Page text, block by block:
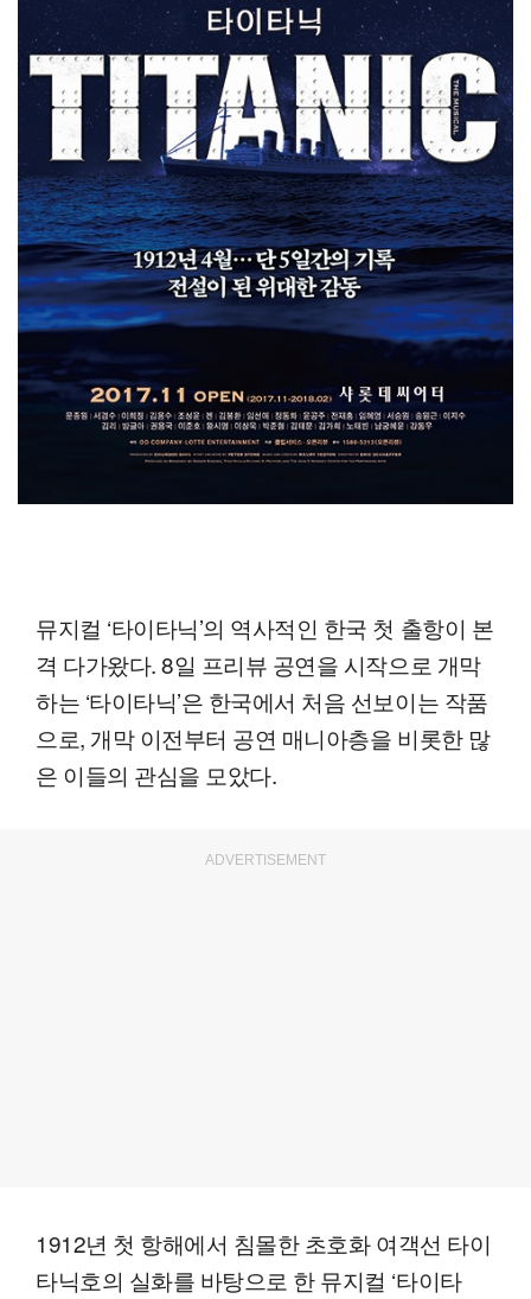
뮤지컬 ‘타이타닉’의 역사적인 한국 첫 출항이 본
격 다가왔다. 8일 프리뷰 공연을 시작으로 개막
하는 ‘타이타닉’은 한국에서 처음 선보이는 작품
으로, 개막 이전부터 공연 매니아층을 비롯한 많
은 이들의 관심을 모았다.
ADVERTISEMENT
1912년 첫 항해에서 침몰한 초호화 여객선 타이
타닉호의 실화를 바탕으로 한 뮤지컬 ‘타이타